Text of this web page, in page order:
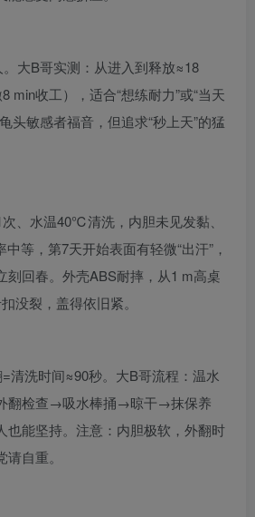
。大B哥实测：从进入到释放≈18
min收工），适合“想练耐力”或“当天
头敏感者福音，但追求“秒上天”的猛
、水温40℃清洗，内胆未见发黏、
等，第7天开始表面有轻微“出汗”，
刻回春。外壳ABS耐摔，从1 m高桌
没裂，盖得依旧紧。
清洗时间≈90秒。大B哥流程：温水
翻检查→吸水棒捅→晾干→抹保养
也能坚持。注意：内胆极软，外翻时
自重。